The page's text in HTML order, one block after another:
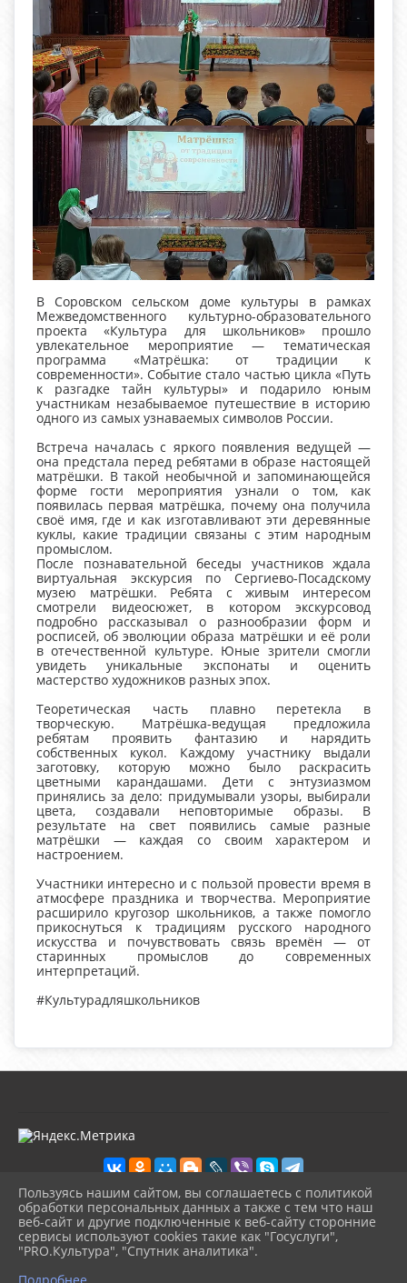
В Соровском сельском доме культуры в рамках
Межведомственного культурно-образовательного
проекта «Культура для школьников» прошло
увлекательное мероприятие — тематическая
программа «Матрёшка: от традиции к
современности». Событие стало частью цикла «Путь
к разгадке тайн культуры» и подарило юным
участникам незабываемое путешествие в историю
одного из самых узнаваемых символов России.
Встреча началась с яркого появления ведущей —
она предстала перед ребятами в образе настоящей
матрёшки. В такой необычной и запоминающейся
форме гости мероприятия узнали о том, как
появилась первая матрёшка, почему она получила
своё имя, где и как изготавливают эти деревянные
куклы, какие традиции связаны с этим народным
промыслом.
После познавательной беседы участников ждала
виртуальная экскурсия по Сергиево-Посадскому
музею матрёшки. Ребята с живым интересом
смотрели видеосюжет, в котором экскурсовод
подробно рассказывал о разнообразии форм и
росписей, об эволюции образа матрёшки и её роли
в отечественной культуре. Юные зрители смогли
увидеть уникальные экспонаты и оценить
мастерство художников разных эпох.
Теоретическая часть плавно перетекла в
творческую. Матрёшка-ведущая предложила
ребятам проявить фантазию и нарядить
собственных кукол. Каждому участнику выдали
заготовку, которую можно было раскрасить
цветными карандашами. Дети с энтузиазмом
принялись за дело: придумывали узоры, выбирали
цвета, создавали неповторимые образы. В
результате на свет появились самые разные
матрёшки — каждая со своим характером и
настроением.
Участники интересно и с пользой провести время в
атмосфере праздника и творчества. Мероприятие
расширило кругозор школьников, а также помогло
прикоснуться к традициям русского народного
искусства и почувствовать связь времён — от
старинных промыслов до современных
интерпретаций.
#Культурадляшкольников
2026 г. kultura-uvat.ru
Вход
Карта сайта
Политика обработки персональных данных
Пользуясь нашим сайтом, вы соглашаетесь с политикой
обработки персональных данных а также с тем что наш
веб-сайт и другие подключенные к веб-сайту сторонние
сервисы используют cookies такие как "Госуслуги",
"PRO.Культура", "Спутник аналитика".